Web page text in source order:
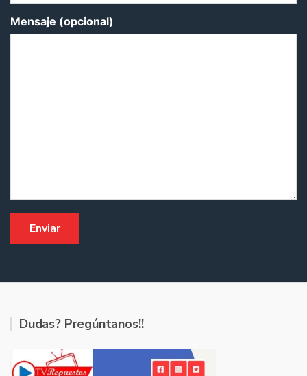
Mensaje (opcional)
Dudas? Pregúntanos!!